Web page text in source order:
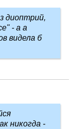
диоптрий,
- а а
видела б
никогда -